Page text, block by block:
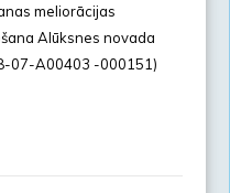
meliorācijas
Alūksnes novada
07-A00403 -000151)